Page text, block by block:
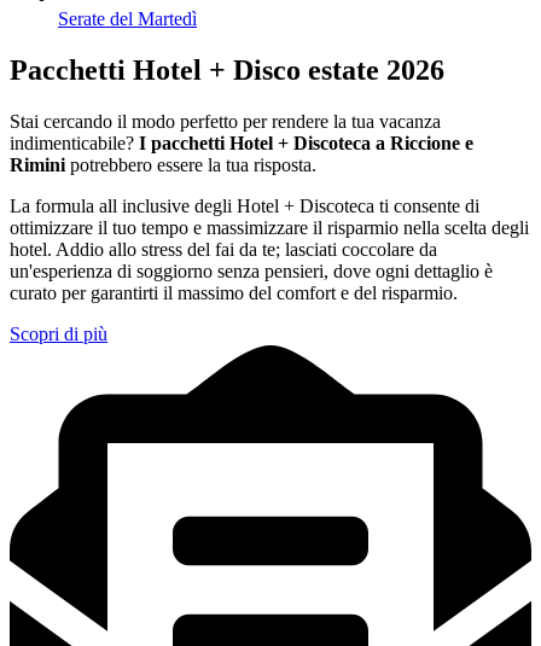
Serate del Martedì
Pacchetti Hotel + Disco estate 2026
Stai cercando il modo perfetto per rendere la tua vacanza
indimenticabile? I pacchetti Hotel + Discoteca a Riccione e
Rimini potrebbero essere la tua risposta.
La formula all inclusive degli Hotel + Discoteca ti consente di
ottimizzare il tuo tempo e massimizzare il risparmio nella scelta degli
hotel. Addio allo stress del fai da te; lasciati coccolare da
un'esperienza di soggiorno senza pensieri, dove ogni dettaglio è
curato per garantirti il massimo del comfort e del risparmio.
Scopri di più